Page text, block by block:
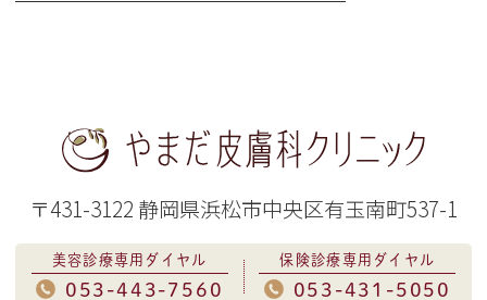
〒431-3122 静岡県浜松市中央区有玉南町537-1
美容診療専用ダイヤル
053-443-7560
保険診療専用ダイヤル
053-431-5050